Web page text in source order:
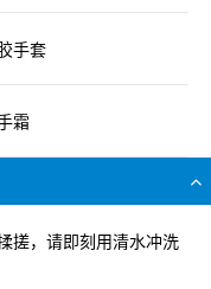
手套
霜
搓，请即刻用清水冲洗